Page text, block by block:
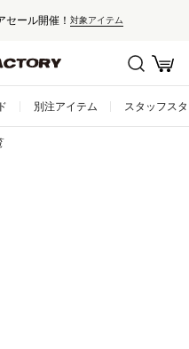
セール開催！ 対象アイテム
別注アイテム スタッフス